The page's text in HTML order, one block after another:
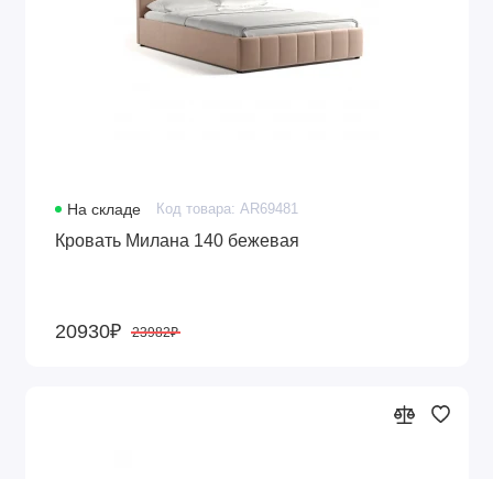
На складе Код товара: AR69481
Кровать Милана 140 бежевая
20930₽ 23982₽